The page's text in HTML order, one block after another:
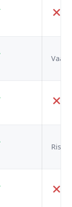
Vaak